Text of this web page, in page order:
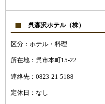
呉森沢ホテル（株）
区分：ホテル・料理
所在地：呉市本町15-22
連絡先：0823-21-5188
定休日：なし